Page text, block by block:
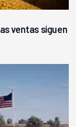
ventas siguen